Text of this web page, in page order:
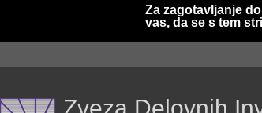
Za zagotavljanje
vas, da se s tem